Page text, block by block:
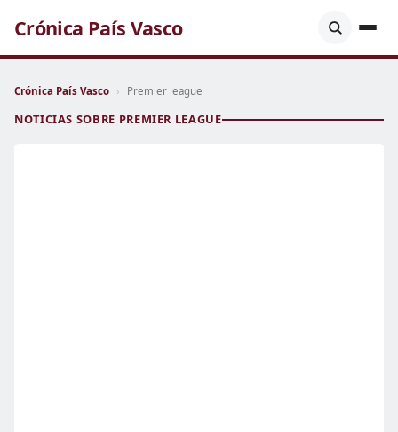
Crónica País Vasco
Crónica País Vasco › Premier league
NOTICIAS SOBRE PREMIER LEAGUE